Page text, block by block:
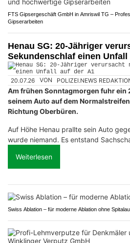
FTS Gipsergeschäft GmbH in Amriswil TG –
Gipserarbeiten
Henau SG: 20-Jähriger
Sekundenschlaf einen Unfall
20.07.26 VON POLIZEI.NEWS
Am frühen Sonntagmorgen fuhr
seinem Auto auf dem
Richtung Oberbüren.
Auf Höhe Henau prallte sein Auto
wurde niemand. Es entstand
Weiterlesen
Swiss Ablation – für moderne Ablation ohne